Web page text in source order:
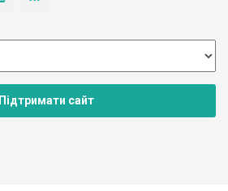
Підтримати сайт